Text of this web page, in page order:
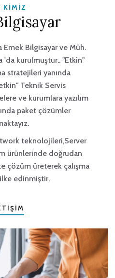
KİMİZ
Emek Bilgisayar ve Müh.
'da kurulmuştur.. "Etkin"
stratejileri yanında
Teknik Servis
ve kurumlara yazılım
paket çözümler
teknolojileri,Server
ürünlerinde doğrudan
çözüm üreterek çalışma
edinmiştir.